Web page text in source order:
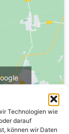
Technologien wie
darauf
können wir Daten